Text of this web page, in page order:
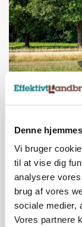
Denne
Vi bruger
til at vise dig
analysere
brug af vores
sociale medier,
Vores partnere
Forserie til
ARRANGEMENT